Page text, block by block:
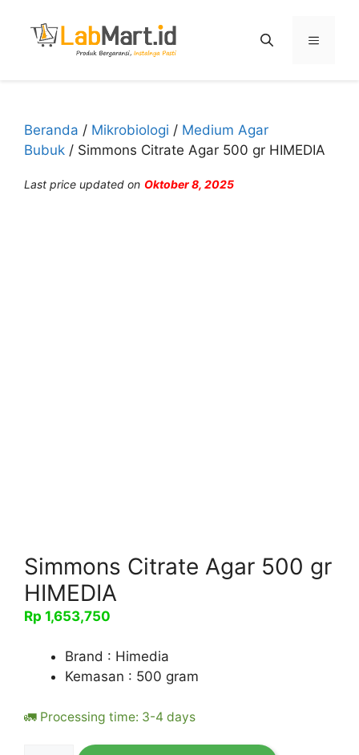
Menu
Beranda / Mikrobiologi / Medium Agar
Bubuk / Simmons Citrate Agar 500 gr HIMEDIA
Last price updated on Oktober 8, 2025
Simmons Citrate Agar 500 gr
HIMEDIA
Rp 1,653,750
Brand : Himedia
Kemasan : 500 gram
🚛 Processing time: 3-4 days